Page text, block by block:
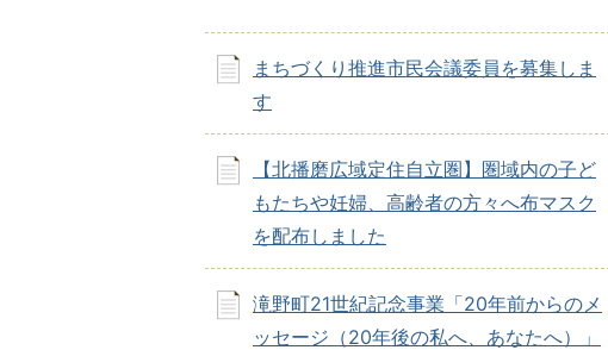
まちづくり推進市民会議委員を募集しま
す
【北播磨広域定住自立圏】圏域内の子ど
もたちや妊婦、高齢者の方々へ布マスク
を配布しました
滝野町21世紀記念事業「20年前からのメ
ッセージ（20年後の私へ、あなたへ）」